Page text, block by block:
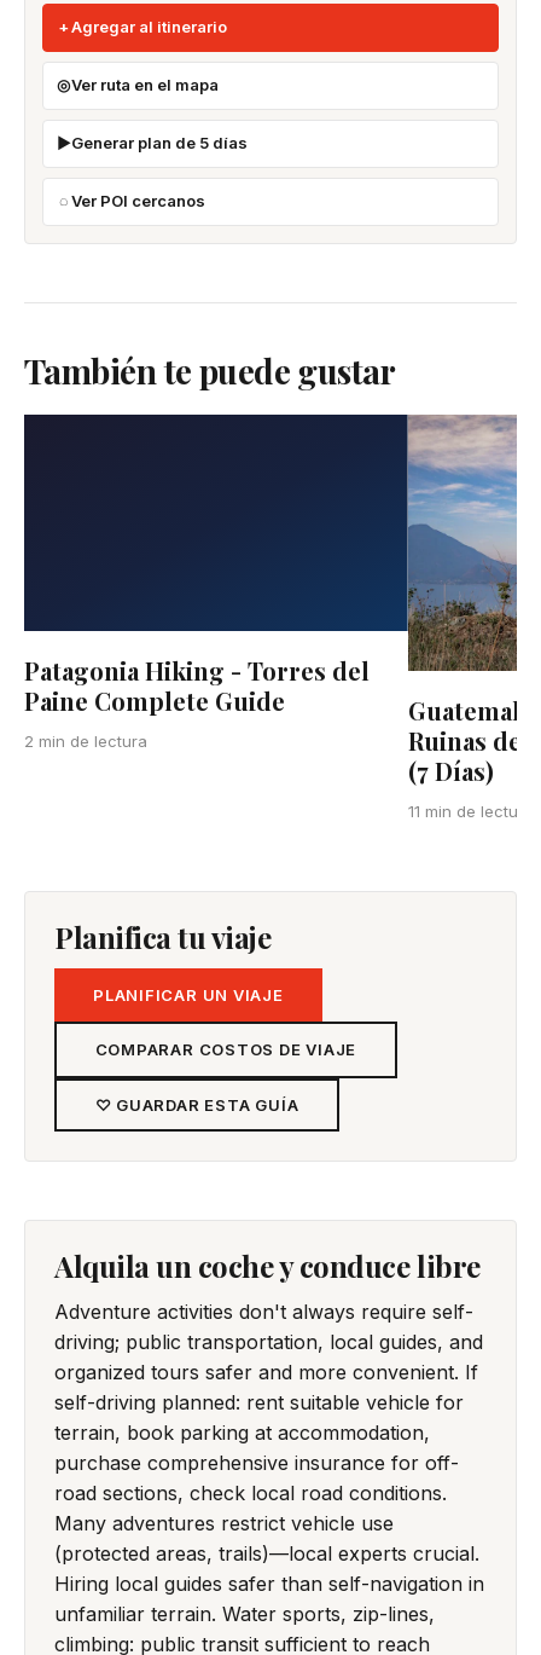
Agregar al itinerario
Ver ruta en el mapa
Generar plan de 5 días
Ver POI cercanos
También te puede gustar
Patagonia Hiking - Torres del
Paine Complete Guide
2 min de lectura
Ruinas de
(7 Días)
11 min de lectura
Planifica tu viaje
PLANIFICAR UN VIAJE
COMPARAR COSTOS DE VIAJE
♡ GUARDAR ESTA GUÍA
Alquila un coche y conduce libre
Adventure activities don't always require self-
driving; public transportation, local guides, and
organized tours safer and more convenient. If
self-driving planned: rent suitable vehicle for
terrain, book parking at accommodation,
purchase comprehensive insurance for off-
road sections, check local road conditions.
Many adventures restrict vehicle use
(protected areas, trails)—local experts crucial.
Hiring local guides safer than self-navigation in
unfamiliar terrain. Water sports, zip-lines,
climbing: public transit sufficient to reach